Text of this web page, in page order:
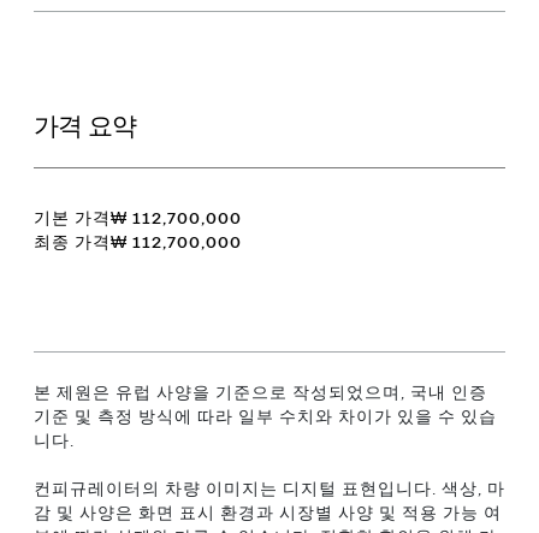
가격 요약
기본 가격₩ 112,700,000
최종 가격₩ 112,700,000
본 제원은 유럽 사양을 기준으로 작성되었으며, 국내 인증
기준 및 측정 방식에 따라 일부 수치와 차이가 있을 수 있습
니다.
컨피규레이터의 차량 이미지는 디지털 표현입니다. 색상, 마
감 및 사양은 화면 표시 환경과 시장별 사양 및 적용 가능 여